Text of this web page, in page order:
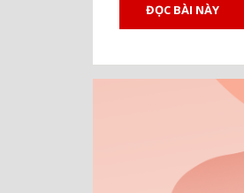
ĐỌC BÀI NÀY